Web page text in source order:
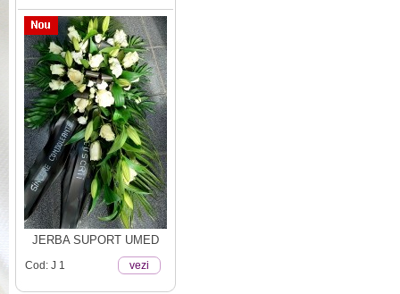
JERBA SUPORT UMED
Cod: J 1 vezi